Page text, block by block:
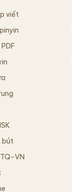
viết
bút
VN